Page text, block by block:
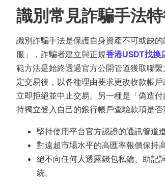
識別常見詐騙手法
識別詐騙手法是保護自身資產不可或缺
服」，詐騙者建立與正規香港USDT找換
範方法是始終透過官方公開管道獲取聯
定交易後，以各種理由要求更改收款帳
立即拒絕並中止交易。另一種是「偽造
持獨立登入自己的銀行帳戶查驗款項是
堅持使用平台官方認證的通訊管道
對遠超市場水平的高匯率報價保持
絕不向任何人透露錢包私鑰、助記
統。